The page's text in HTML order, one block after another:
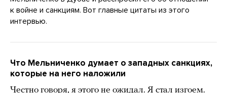
к войне и санкциям. Вот главные цитаты из этого
интервью.
Что Мельниченко думает о западных санкциях,
которые на него наложили
Честно говоря, я этого не ожидал. Я стал изгоем.